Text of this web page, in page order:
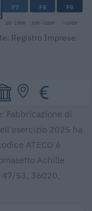
F7 F8 F9
50-100M 100-500M >500M
Registro Imprese.
Fabbricazione di
2025 ha
ATECO è
Achille
47/53, 36020,